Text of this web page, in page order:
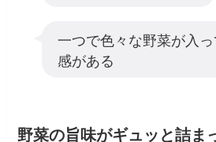
一つで色々な野菜が入
感がある
野菜の旨味がギュッと詰ま